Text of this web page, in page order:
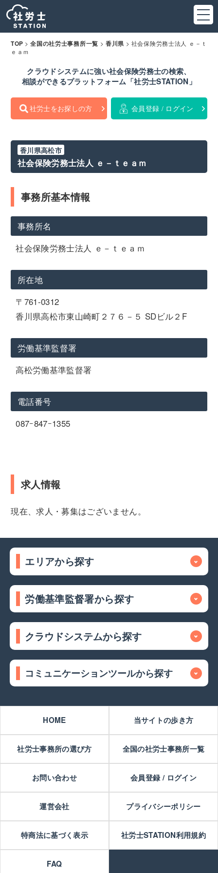
TOP >全国の社労士事務所一覧 > 香川県 > 社会保険労務士法人 ｅ－ｔ
ｅａｍ
クラウドシステムに強い社会保険労務士の検索、
相談ができるプラットフォーム「社労士STATION」
社労士をお探しの方 会員登録 / ログイン
香川県高松市
社会保険労務士法人 ｅ－ｔｅａｍ
事務所基本情報
事務所名
社会保険労務士法人 ｅ－ｔｅａｍ
所在地
〒761-0312
香川県高松市東山崎町２７６－５ SDビル２F
労働基準監督署
高松労働基準監督署
電話番号
087ｰ847ｰ1355
求人情報
現在、求人・募集はございません。
エリアから探す
労働基準監督署から探す
クラウドシステムから探す
コミュニケーションツールから探す
HOME 当サイトの歩き方
社労士事務所の選び方 全国の社労士事務所一覧
お問い合わせ 会員登録 / ログイン
運営会社 プライバシーポリシー
特商法に基づく表示 社労士STATION利用規約
FAQ